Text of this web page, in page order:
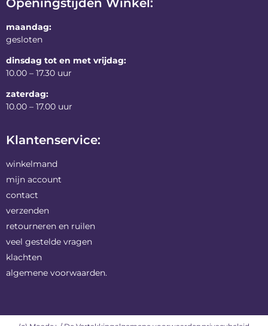
maandag:
gesloten
dinsdag tot en met vrijdag:
10.00 – 17.30 uur
zaterdag:
10.00 – 17.00 uur
Klantenservice:
winkelmand
mijn account
contact
verzenden
retourneren en ruilen
veel gestelde vragen
klachten
algemene voorwaarden.